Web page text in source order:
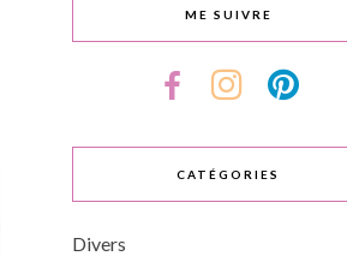
ME SUIVRE
CATÉGORIES
Divers